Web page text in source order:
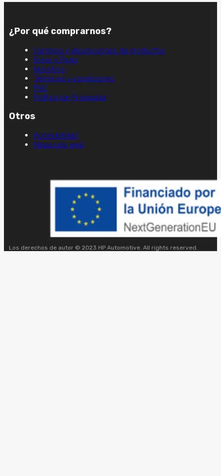
¿Por qué comprarnos?
Cambios y devoluciones de productos
Envio y Pago
Nosotros
Términos y condiciones
FAQ
Política de Privacidad
Otros
Accesibilidad
Mapa sitio web
Los derechos de autor © 2023 HP Automotive. All rights reserved.